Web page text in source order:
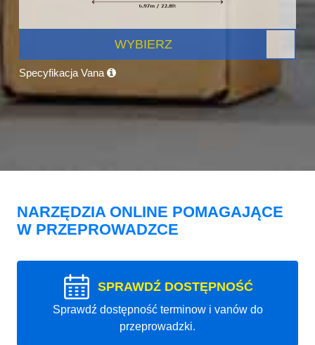
WYBIERZ
Specyfikacja Vana
NARZĘDZIA ONLINE POMAGAJĄCE
W PRZEPROWADZCE
SPRAWDŹ DOSTĘPNOŚĆ
Sprawdź dostępność terminow i vanów do
przeprowadzki.